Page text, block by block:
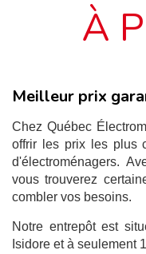
À
Meilleur prix
Chez Québec
offrir les prix les plus
d'électroménagers.
vous trouverez
combler vos besoins.
Notre entrepôt est
Isidore et à seulement